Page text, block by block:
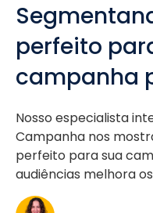
perfeito
campanha
Nosso especialista
Campanha nos
perfeito para sua
audiências melhora